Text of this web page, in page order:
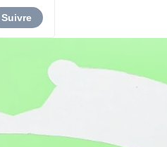
Suivre